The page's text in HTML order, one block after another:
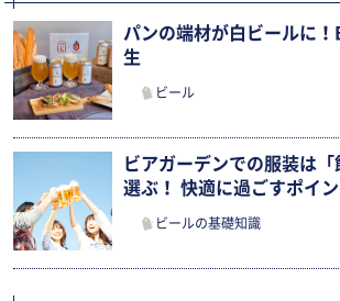
パンの端材が白ビールに
生
ビール
ビアガーデンでの服装は
選ぶ！ 快適に過ごすポイ
ビールの基礎知識